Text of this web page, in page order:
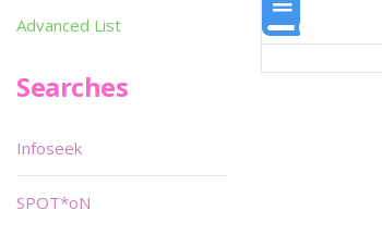
Advanced List
Searches
Infoseek
SPOT*oN